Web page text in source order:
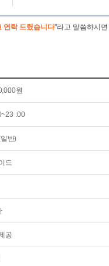
연락 드렸습니다"라고 말씀하시
원
:00
반)
드
공